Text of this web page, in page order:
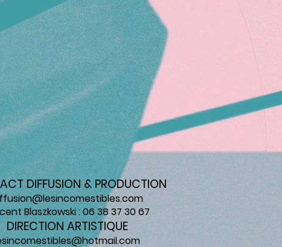
DIFFUSION & PRODUCTION
Blaszkowski : 06 38 37 30 67
DIRECTION ARTISTIQUE